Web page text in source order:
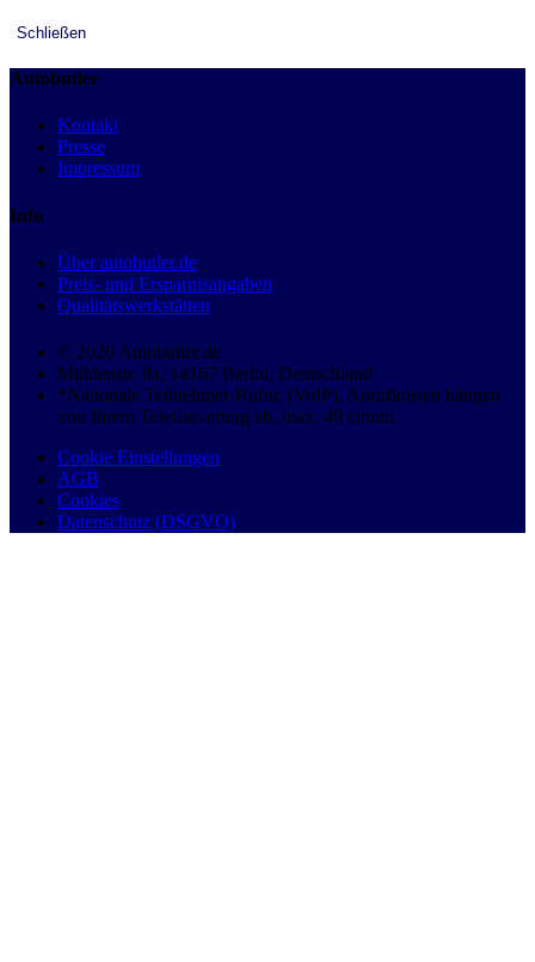
Schließen
Autobutler
Kontakt
Presse
Impressum
Info
Über autobutler.de
Preis- und Ersparnisangaben
Qualitätswerkstätten
© 2026 Autobutler.de
Mühlenstr. 8a, 14167 Berlin, Deutschland
*Nationale Teilnehmer-Rufnr. (VoIP), Anrufkosten hängen
von Ihrem Telefonvertrag ab, max. 49 ct/min.
Cookie Einstellungen
AGB
Cookies
Datenschutz (DSGVO)